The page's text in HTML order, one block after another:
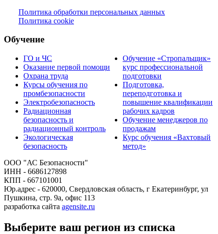
Политика обработки персональных данных
Политика cookie
Обучение
ГО и ЧС
Оказание первой помощи
Охрана труда
Курсы обучения по
промбезопасности
Электробезопасность
Радиационная
безопасность и
радиационный контроль
Экологическая
безопасность
Обучение «Стропальщик»
курс профессиональной
подготовки
Подготовка,
переподготовка и
повышение квалификации
рабочих кадров
Обучение менеджеров по
продажам
Курс обучения «Вахтовый
метод»
ООО "АС Безопасности"
ИНН - 6686127898
КПП - 667101001
Юр.адрес - 620000, Свердловская область, г Екатеринбург, ул
Пушкина, стр. 9а, офис 113
разработка сайта agensite.ru
Выберите ваш регион из списка